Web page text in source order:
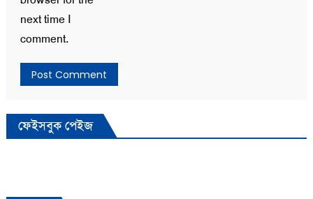
next time I
comment.
ফেইসবুক পেইজ